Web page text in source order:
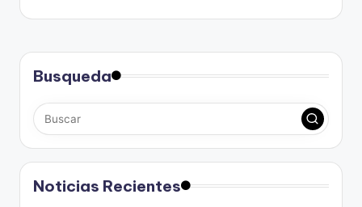
s
s
c
i
o
e
Busqueda
Noticias Recientes